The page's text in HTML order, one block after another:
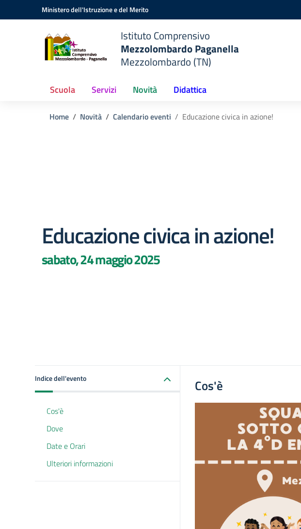
Vai ai contenuti
Vai al menu di navigazioneMinistero dell'Istruzione e del Merito
Istituto Comprensivo
Mezzolombardo Paganella
Mezzolombardo (TN)
Scuola Servizi Novità Didattica
Home Novità Calendario eventi Educazione civica in azione!
Educazione civica in azione!
sabato, 24 maggio 2025
Indice dell'evento
Cos'è
Dove
Date e Orari
Ulteriori informazioni
Cos'è